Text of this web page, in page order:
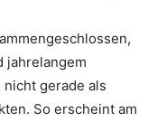
jahrelangem
gerade als
So erscheint am